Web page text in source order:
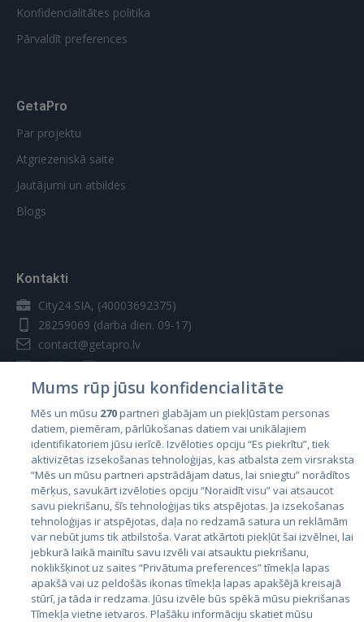
Konfidencialitātes politika
Pārvaldīt preferences
GetaPro
Par projektu
Atgriezeniskā saite
Jautājumi un atbildes
Blogs
Kontakti
City24 SIA, (40003692375)
28259069 (darba dien. 09-17)
contact@getapro.lv
Valstis
Igaunija
Latvija
Lietuva
Mums rūp jūsu konfidencialitāte
Mēs un mūsu 270partneri glabājam un piekļūstam personas
datiem, piemēram, pārlūkošanas datiem vai unikālajiem
identifikatoriem jūsu ierīcē. Izvēloties opciju “Es piekrītu”, tiek
aktivizētas izsekošanas tehnoloģijas, kas atbalsta zem virsraksta
“Mēs un mūsu partneri apstrādājam datus, lai sniegtu” norādītos
mērķus, savukārt izvēloties opciju “Noraidīt visu” vai atsaucot
savu piekrišanu, šīs tehnoloģijas tiks atspējotas. Ja izsekošanas
tehnoloģijas ir atspējotas, daļa no redzamā satura un reklāmām
var nebūt jums tik atbilstoša. Varat atkārtoti piekļūt šai izvēlnei, lai
jebkurā laikā mainītu savu izvēli vai atsauktu piekrišanu,
noklikšķinot uz saites “Privātuma preferences” tīmekļa lapas
apakšā vai uz peldošās ikonas tīmekļa lapas apakšējā kreisajā
stūrī, ja tāda ir redzama. Jūsu izvēle būs spēkā mūsu piekrišanas
Tīmekļa vietne ietvaros. Plašāku informāciju skatiet mūsu